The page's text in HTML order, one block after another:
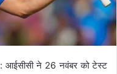
: आईसीसी ने 26 नवंबर को टेस्ट